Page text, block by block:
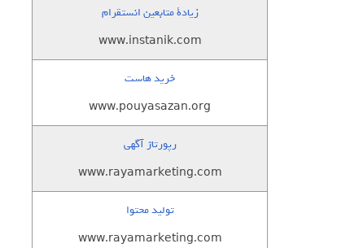
زيادة متابعين انستقرام
www.instanik.com
خرید هاست
www.pouyasazan.org
رپورتاژ آگهی
www.rayamarketing.com
تولید محتوا
www.rayamarketing.com